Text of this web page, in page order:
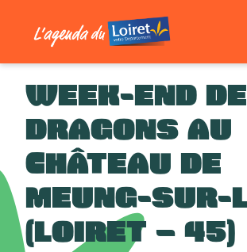
WEEK-END
DRAGONS AU
CHÂTEAU DE
MEUNG-SUR-
(LOIRET – 45)